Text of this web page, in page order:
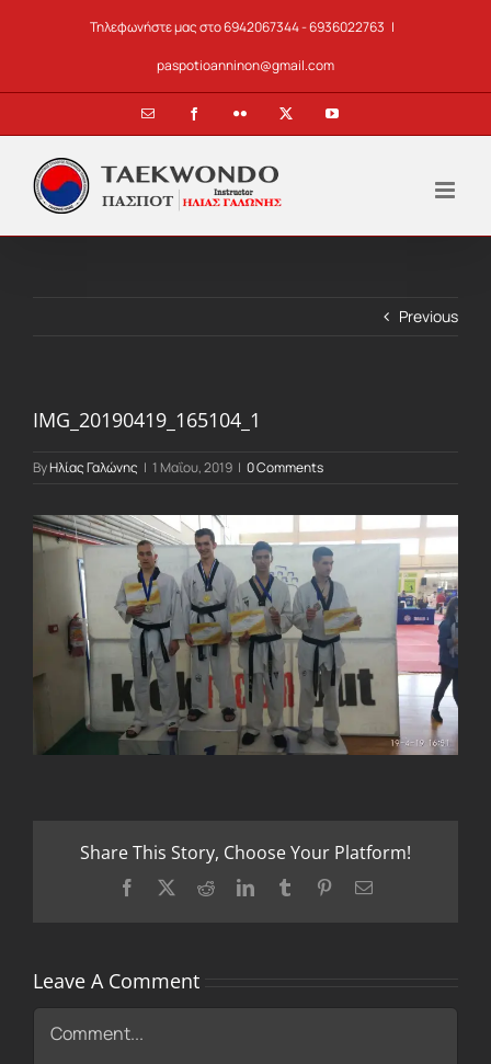
Τηλεφωνήστε μας στο 6942067344 - 6936022763 |
paspotioanninon@gmail.com
Email FacebookFlickr YouTube
Previous
IMG_20190419_165104_1
ByΗλίας Γαλώνης | 1 Μαΐου, 2019 | 0 Comments
Share This Story, Choose Your Platform!
Facebook RedditLinkedInTumblr PinterestEmail
Leave A Comment
Comment